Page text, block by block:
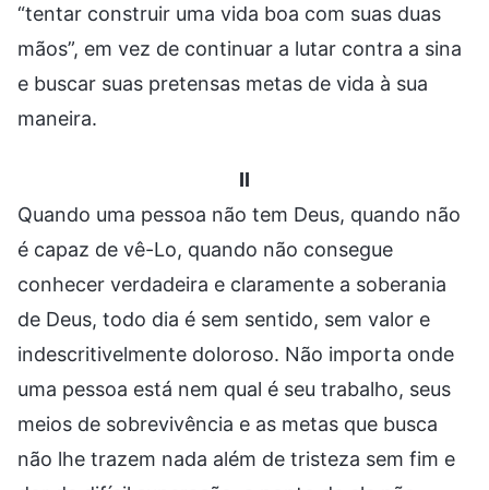
“tentar construir uma vida boa com suas duas
mãos”, em vez de continuar a lutar contra a sina
e buscar suas pretensas metas de vida à sua
maneira.
II
Quando uma pessoa não tem Deus, quando não
é capaz de vê-Lo, quando não consegue
conhecer verdadeira e claramente a soberania
de Deus, todo dia é sem sentido, sem valor e
indescritivelmente doloroso. Não importa onde
uma pessoa está nem qual é seu trabalho, seus
meios de sobrevivência e as metas que busca
não lhe trazem nada além de tristeza sem fim e